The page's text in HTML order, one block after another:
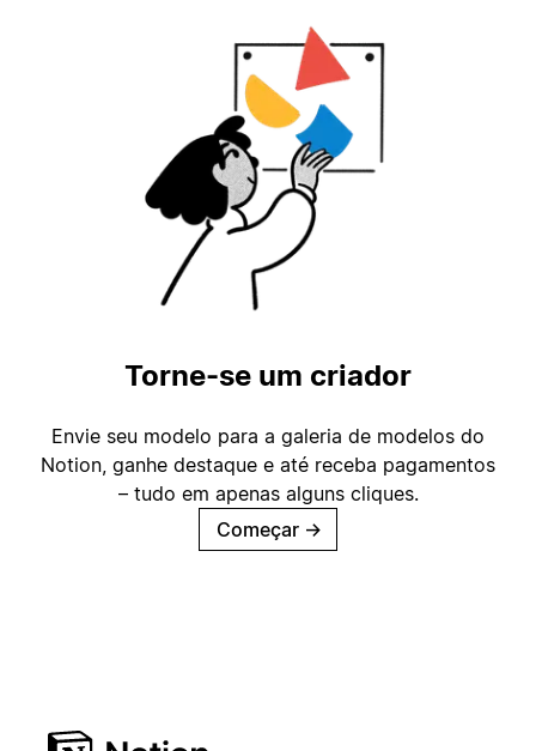
Torne-se um criador
Envie seu modelo para a galeria de modelos do
Notion, ganhe destaque e até receba pagamentos
– tudo em apenas alguns cliques.
Começar →